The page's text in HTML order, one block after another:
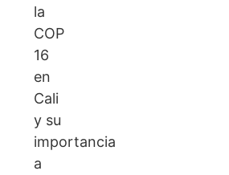
la
COP
16
en
Cali
y su
importancia
a